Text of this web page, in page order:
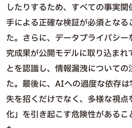
したりするため、すべての事実
手による正確な検証が必須とな
た。さらに、データプライバシ
究成果が公開モデルに取り込まれ
とを認識し、情報漏洩について
た。最後に、AIへの過度な依存
失を招くだけでなく、多様な視
化」を引き起こす危険性がある